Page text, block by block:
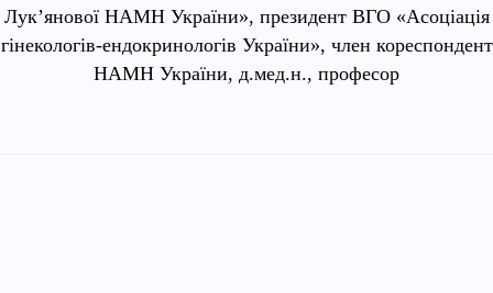
Лук’янової НАМН України», президент ВГО «Асоціація
гінекологів-ендокринологів України», член кореспондент
НАМН України, д.мед.н., професор